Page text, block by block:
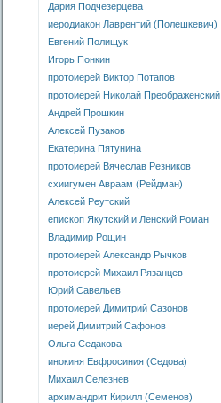
Дария Подчезерцева
иеродиакон Лаврентий (Полешкевич)
Евгений Полищук
Игорь Понкин
протоиерей Виктор Потапов
протоиерей Николай Преображенский
Андрей Прошкин
Алексей Пузаков
Екатерина Пятунина
протоиерей Вячеслав Резников
схиигумен Авраам (Рейдман)
Алексей Реутский
епископ Якутский и Ленский Роман
Владимир Рощин
протоиерей Александр Рычков
протоиерей Михаил Рязанцев
Юрий Савельев
протоиерей Димитрий Сазонов
иерей Димитрий Сафонов
Ольга Седакова
инокиня Евфросиния (Седова)
Михаил Селезнев
архимандрит Кирилл (Семенов)